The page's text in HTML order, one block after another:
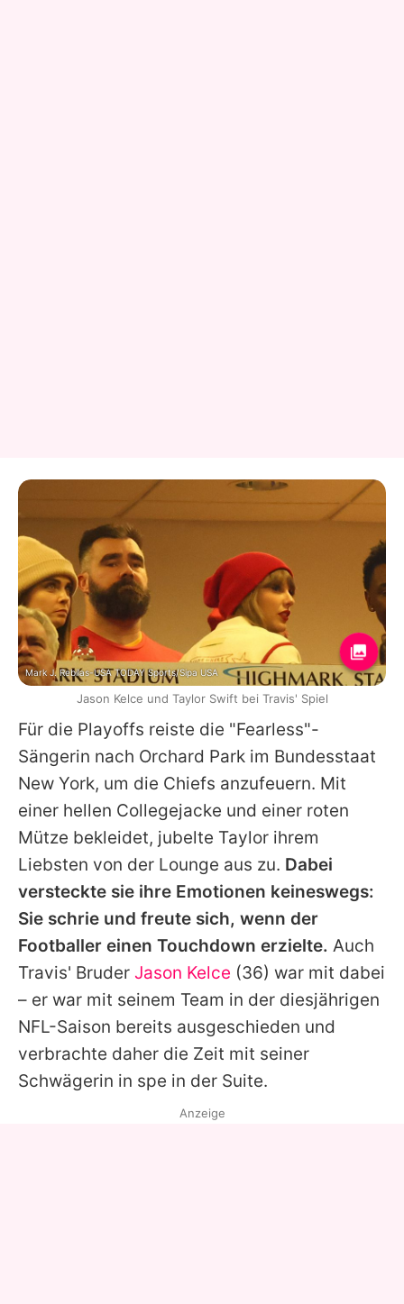
Für die Playoffs reiste die "Fearless"-
Sängerin nach Orchard Park im Bundesstaat
New York, um die Chiefs anzufeuern. Mit
einer hellen Collegejacke und einer roten
Mütze bekleidet, jubelte Taylor ihrem
Liebsten von der Lounge aus zu. Dabei
versteckte sie ihre Emotionen keineswegs:
Sie schrie und freute sich, wenn der
Footballer einen Touchdown erzielte. Auch
Travis' Bruder Jason Kelce (36) war mit dabei
– er war mit seinem Team in der diesjährigen
NFL-Saison bereits ausgeschieden und
verbrachte daher die Zeit mit seiner
Schwägerin in spe in der Suite.
Mark J. Rebilas-USA TODAY Sports/Sipa USA
Jason Kelce und Taylor Swift bei Travis' Spiel
Anzeige